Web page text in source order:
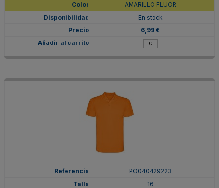
AMARILLO FLUOR
En stock
6,99 €
PO040429223
16